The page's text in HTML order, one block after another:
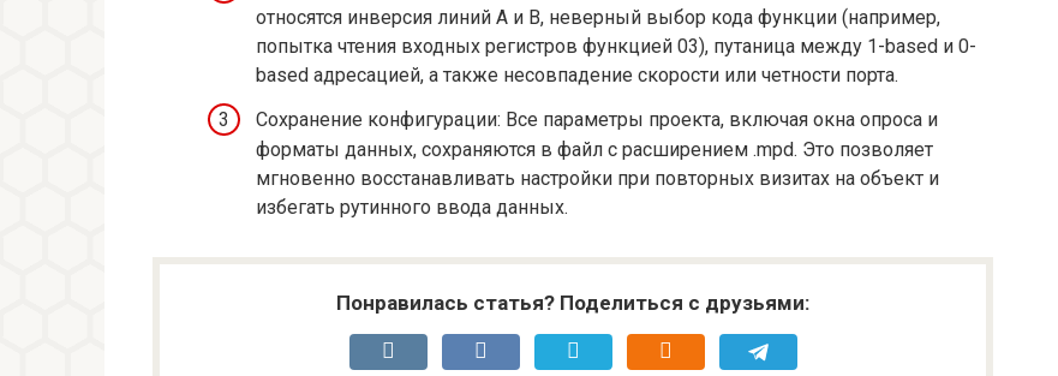
относятся инверсия линий A и B, неверный выбор кода функции (например,
попытка чтения входных регистров функцией 03), путаница между 1-based и 0-
based адресацией, а также несовпадение скорости или четности порта.
Сохранение конфигурации: Все параметры проекта, включая окна опроса и
форматы данных, сохраняются в файл с расширением .mpd. Это позволяет
мгновенно восстанавливать настройки при повторных визитах на объект и
избегать рутинного ввода данных.
Понравилась статья? Поделиться с друзьями: